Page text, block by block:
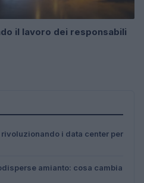
il lavoro dei responsabili
i data center per
amianto: cosa cambia